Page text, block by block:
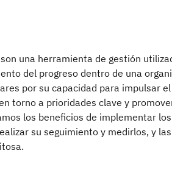
una herramienta de gestión
del progreso dentro de una
por su capacidad para impulsar
torno a prioridades clave y
los beneficios de implementar los
su seguimiento y medirlos, y